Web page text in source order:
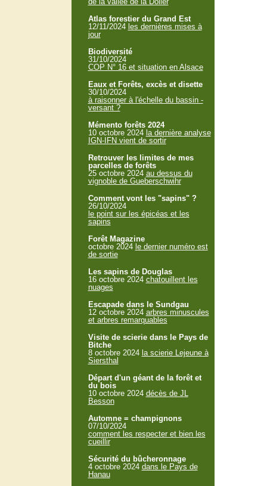
Atlas forestier du Grand Est
12/11/2024 les dernières mises à
jour
Biodiversité
31/10/2024
COP N° 16 et situation en Alsace
Eaux et Forêts, excès et disette
30/10/2024
à raisonner à l'échelle du bassin -
versant ?
Mémento forêts 2024
10 octobre 2024 la dernière analyse
IGN-IFN vient de sortir
Retrouver les limites de mes
parcelles de forêts
25 octobre 2024 au dessus du
vignoble de Gueberschwihr
Comment vont les "sapins" ?
26/10/2024
le point sur les épicéas et les
sapins
Forêt Magazine
octobre 2024 le dernier numéro est
de sortie
Les sapins de Douglas
16 octobre 2024 chatouillent les
nuages
Escapade dans le Sundgau
12 octobre 2024 arbres minuscules
et arbres remarquables
Visite de scierie dans le Pays de
Bitche
8 octobre 2024 la scierie Lejeune à
Siersthal
Départ d'un géant de la forêt et
du bois
10 octobre 2024 décès de JL
Besson
Automne = champignons
07/10/2024
comment les respecter et bien les
cueillir
Sécurité du bûcheronnage
4 octobre 2024 dans le Pays de
Hanau